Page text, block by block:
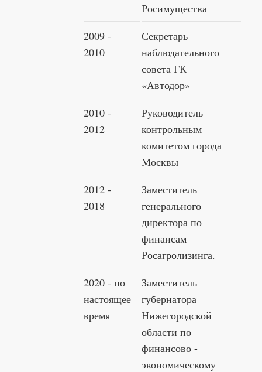
Росимущества
2009 -
2010
Секретарь
наблюдательного
совета ГК
«Автодор»
2010 -
2012
Руководитель
контрольным
комитетом города
Москвы
2012 -
2018
Заместитель
генерального
директора по
финансам
Росагролизинга.
2020 - по
настоящее
время
Заместитель
губернатора
Нижегородской
области по
финансово -
экономическому